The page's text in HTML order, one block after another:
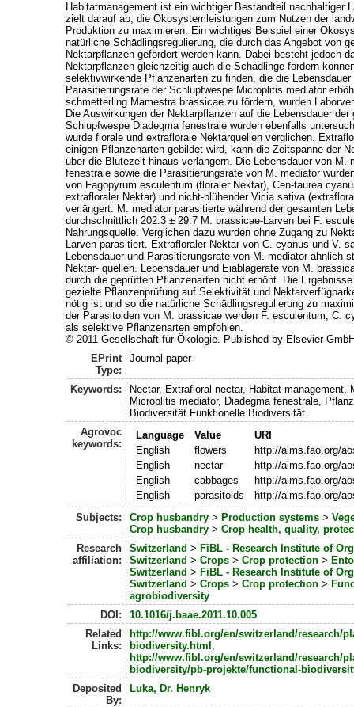
Habitatmanagement ist ein wichtiger Bestandteil nachhaltiger
zielt darauf ab, die Ökosystemleistungen zum Nutzen der
Produktion zu maximieren. Ein wichtiges Beispiel einer
natürliche Schädlingsregulierung, die durch das Angebot von
Nektarpflanzen gefördert werden kann. Dabei besteht jedoch
Nektarpflanzen gleichzeitig auch die Schädlinge fördern
selektivwirkende Pflanzenarten zu finden, die die Lebensdauer
Parasitierungsrate der Schlupfwespe Microplitis mediator
schmetterling Mamestra brassicae zu fördern, wurden
Die Auswirkungen der Nektarpflanzen auf die Lebensdauer
Schlupfwespe Diadegma fenestrale wurden ebenfalls
wurde florale und extraflorale Nektarquellen verglichen.
einigen Pflanzenarten gebildet wird, kann die Zeitspanne der
über die Blütezeit hinaus verlängern. Die Lebensdauer von M.
fenestrale sowie die Parasitierungsrate von M. mediator
von Fagopyrum esculentum (floraler Nektar), Cen-taurea
extrafloraler Nektar) und nicht-blühender Vicia sativa
verlängert. M. mediator parasitierte während der gesamten
durchschnittlich 202.3 ± 29.7 M. brassicae-Larven bei F.
Nahrungsquelle. Verglichen dazu wurden ohne Zugang zu
Larven parasitiert. Extrafloraler Nektar von C. cyanus und V.
Lebensdauer und Parasitierungsrate von M. mediator ähnlich
Nektar- quellen. Lebensdauer und Eiablagerate von M.
durch die geprüften Pflanzenarten nicht erhöht. Die
gezielte Pflanzenprüfung auf Selektivität und
nötig ist und so die natürliche Schädlingsregulierung zu
der Parasitoiden von M. brassicae werden F. esculentum, C.
als selektive Pflanzenarten empfohlen.
© 2011 Gesellschaft für Ökologie. Published by Elsevier
EPrint
Type:
Journal paper
Keywords:
Nectar, Extrafloral nectar, Habitat management,
Microplitis mediator, Diadegma fenestrale,
Biodiversität Funktionelle Biodiversität
Agrovoc
keywords:
Language Value
URI
English
flowers
http://aims.fao.org/
English
nectar
http://aims.fao.org/
English
cabbages
http://aims.fao.org/
English
parasitoids
http://aims.fao.org/
Subjects:
Crop husbandry> Production systems>
Crop husbandry> Crop health, quality,
Research
affiliation:
Switzerland > FiBL - Research Institute of
Switzerland > Crops> Crop protection>
Switzerland > FiBL - Research Institute of
Switzerland > Crops> Crop protection>
agrobiodiversity
DOI:
10.1016/j.baae.2011.10.005
Related
Links:
http://www.fibl.org/en/switzerland/research/
biodiversity.html
http://www.fibl.org/en/switzerland/research/
biodiversity/pb-projekte/functional-
Deposited
By:
Luka, Dr. Henryk